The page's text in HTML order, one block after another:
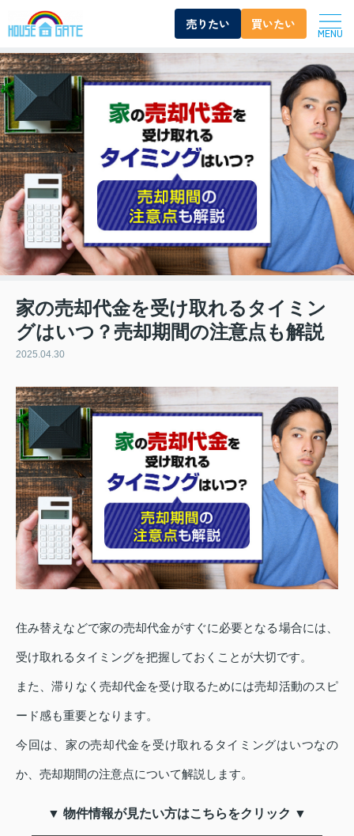
売りたい 買いたい
MENU
家の売却代金を受け取れるタイミン
グはいつ？売却期間の注意点も解説
2025.04.30
住み替えなどで家の売却代金がすぐに必要となる場合には、
受け取れるタイミングを把握しておくことが大切です。
また、滞りなく売却代金を受け取るためには売却活動のスピ
ード感も重要となります。
今回は、家の売却代金を受け取れるタイミングはいつなの
か、売却期間の注意点について解説します。
▼ 物件情報が見たい方はこちらをクリック ▼